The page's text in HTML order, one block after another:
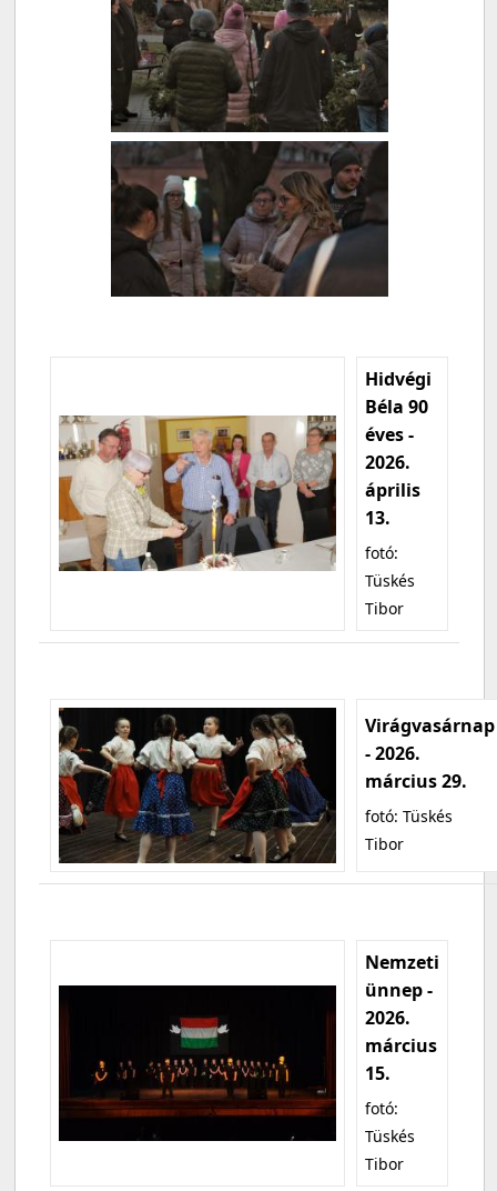
Hidvégi
Béla 90
éves -
2026.
április
13.
fotó:
Tüskés
Tibor
Virágvasárnap
- 2026.
március 29.
fotó: Tüskés
Tibor
Nemzeti
ünnep -
2026.
március
15.
fotó:
Tüskés
Tibor